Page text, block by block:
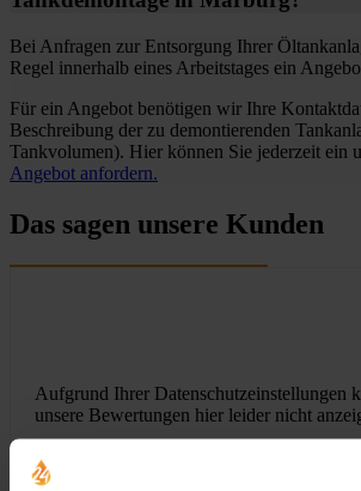
Bei Anfragen zur Entsorgung Ihrer
Regel innerhalb eines Arbeitstages ein
Für ein Angebot benötigen wir Ihre
Beschreibung der zu demontierenden
Tankvolumen). Hier können Sie jederzeit ein
Angebot anfordern.
Das sagen unsere Kunden
Aufgrund Ihrer Datenschutzeinstellungen
unsere Bewertungen hier leider nicht
Klicken Sie hier um Ihre Einstellungen zu